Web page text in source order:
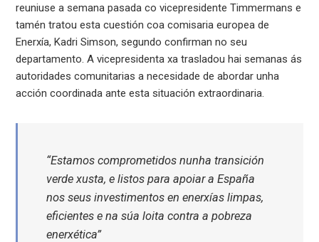
reuniuse a semana pasada co vicepresidente Timmermans e
tamén tratou esta cuestión coa comisaria europea de
Enerxía, Kadri Simson, segundo confirman no seu
departamento. A vicepresidenta xa trasladou hai semanas ás
autoridades comunitarias a necesidade de abordar unha
acción coordinada ante esta situación extraordinaria.
“Estamos comprometidos nunha transición
verde xusta, e listos para apoiar a España
nos seus investimentos en enerxías limpas,
eficientes e na súa loita contra a pobreza
enerxética”